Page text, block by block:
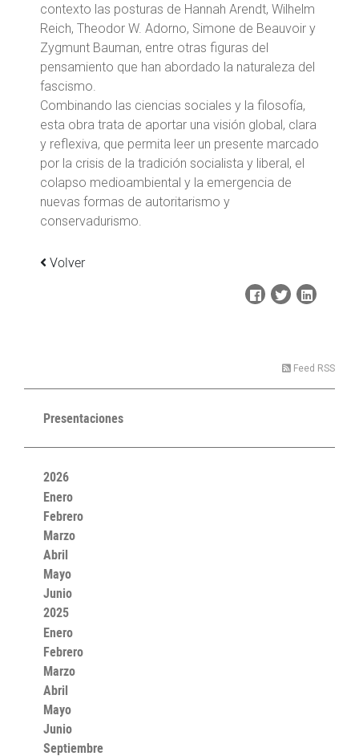
contexto las posturas de Hannah Arendt, Wilhelm
Reich, Theodor W. Adorno, Simone de Beauvoir y
Zygmunt Bauman, entre otras figuras del
pensamiento que han abordado la naturaleza del
fascismo.
Combinando las ciencias sociales y la filosofía,
esta obra trata de aportar una visión global, clara
y reflexiva, que permita leer un presente marcado
por la crisis de la tradición socialista y liberal, el
colapso medioambiental y la emergencia de
nuevas formas de autoritarismo y
conservadurismo.
Volver
Feed RSS
Presentaciones
2026
Enero
Febrero
Marzo
Abril
Mayo
Junio
2025
Enero
Febrero
Marzo
Abril
Mayo
Junio
Septiembre